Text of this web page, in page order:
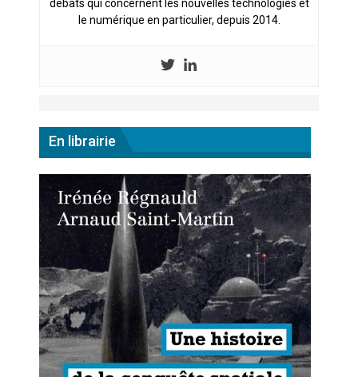
débats qui concernent les nouvelles technologies et
le numérique en particulier, depuis 2014.
En librairie